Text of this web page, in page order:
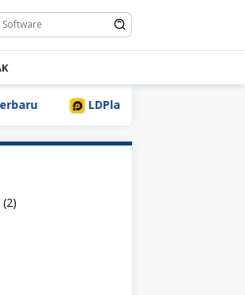
LDPlayer 9.5.32.0 Full Download Terbaru
(2)